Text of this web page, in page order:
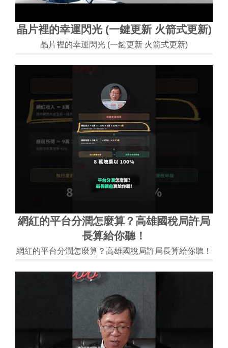
晶片裡的幸運閃光 (一鍵更新 火箭式更新)
晶片裡的幸運閃光 (一鍵更新 火箭式更新)
網紅的平台分潤怎麼算？高雄國稅局許局
長算給你聽！
網紅的平台分潤怎麼算？高雄國稅局許局長算給你聽！